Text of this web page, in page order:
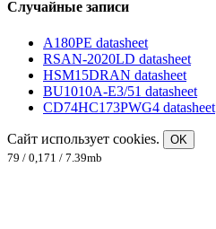
Случайные записи
A180PE datasheet
RSAN-2020LD datasheet
HSM15DRAN datasheet
BU1010A-E3/51 datasheet
CD74HC173PWG4 datasheet
Сайт использует cookies.
OK
79 / 0,171 / 7.39mb